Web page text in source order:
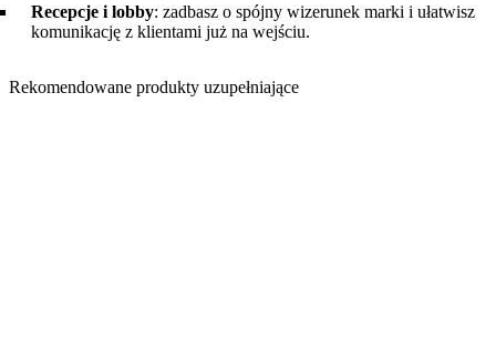
Recepcje i lobby: zadbasz o spójny wizerunek marki i ułatwisz
komunikację z klientami już na wejściu.
Rekomendowane produkty uzupełniające